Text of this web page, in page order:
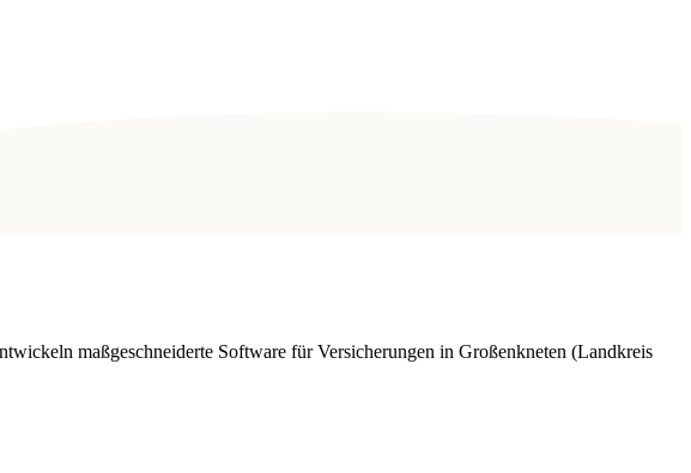
maßgeschneiderte Software für Versicherungen in Großenkneten (Landkreis